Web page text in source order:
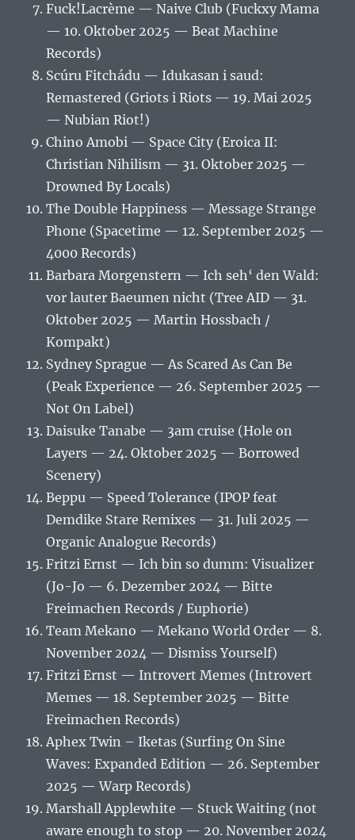
Fuck!Lacrème — Naive Club (Fuckxy Mama
— 10. Oktober 2025 — Beat Machine
Records)
Scúru Fitchádu — Idukasan i saud:
Remastered (Griots i Riots — 19. Mai 2025
— Nubian Riot!)
Chino Amobi — Space City (Eroica II:
Christian Nihilism — 31. Oktober 2025 —
Drowned By Locals)
The Double Happiness — Message Strange
Phone (Spacetime — 12. September 2025 —
4000 Records)
Barbara Morgenstern — Ich seh‘ den Wald:
vor lauter Baeumen nicht (Tree AID — 31.
Oktober 2025 — Martin Hossbach /
Kompakt)
Sydney Sprague — As Scared As Can Be
(Peak Experience — 26. September 2025 —
Not On Label)
Daisuke Tanabe — 3am cruise (Hole on
Layers — 24. Oktober 2025 — Borrowed
Scenery)
Beppu — Speed Tolerance (IPOP feat
Demdike Stare Remixes — 31. Juli 2025 —
Organic Analogue Records)
Fritzi Ernst — Ich bin so dumm: Visualizer
(Jo-Jo — 6. Dezember 2024 — Bitte
Freimachen Records / Euphorie)
Team Mekano — Mekano World Order — 8.
November 2024 — Dismiss Yourself)
Fritzi Ernst — Introvert Memes (Introvert
Memes — 18. September 2025 — Bitte
Freimachen Records)
Aphex Twin – Iketas (Surfing On Sine
Waves: Expanded Edition — 26. September
2025 — Warp Records)
Marshall Applewhite — Stuck Waiting (not
aware enough to stop — 20. November 2024